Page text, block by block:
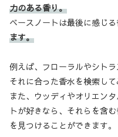
力のある香り。
ベースノートは最後に感じる
ます。
例えば、フローラルやシト
それに合った香水を検索して
また、ウッディやオリエン
トが好きなら、それらを含
を見つけることができます。